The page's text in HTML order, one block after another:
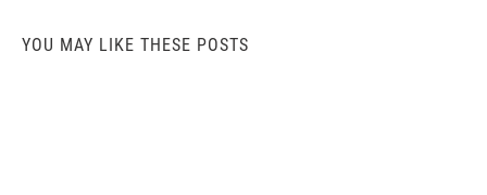
YOU MAY LIKE THESE POSTS